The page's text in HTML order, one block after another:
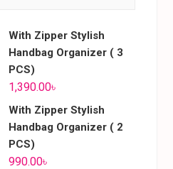
With Zipper Stylish
Handbag Organizer ( 3
PCS)
1,390.00৳
With Zipper Stylish
Handbag Organizer ( 2
PCS)
990.00৳